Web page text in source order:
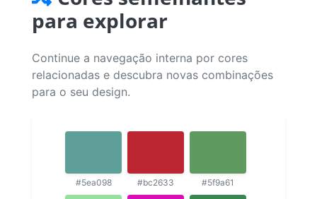
para explorar
Continue a navegação interna por cores
relacionadas e descubra novas combinações
para o seu design.
#5ea098 #bc2633 #5f9a61